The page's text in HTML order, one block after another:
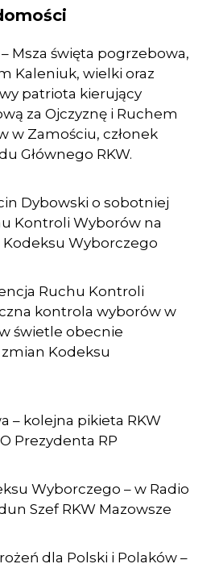
Msza święta pogrzebowa,
Kaleniuk, wielki oraz
patriota kierujący
za Ojczyznę i Ruchem
w Zamościu, członek
Głównego RKW.
Dybowski o sobotniej
Kontroli Wyborów na
Wyborczego
Ruchu Kontroli
kontrola wyborów w
świetle obecnie
Kodeksu
– kolejna pikieta RKW
Prezydenta RP
Wyborczego – w Radio
Szef RKW Mazowsze
dla Polski i Polaków –